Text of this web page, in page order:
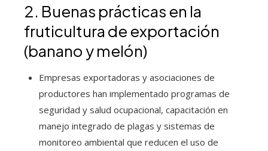
2. Buenas prácticas en la
fruticultura de exportación
(banano y melón)
Empresas exportadoras y asociaciones de
productores han implementado programas de
seguridad y salud ocupacional, capacitación en
manejo integrado de plagas y sistemas de
monitoreo ambiental que reducen el uso de